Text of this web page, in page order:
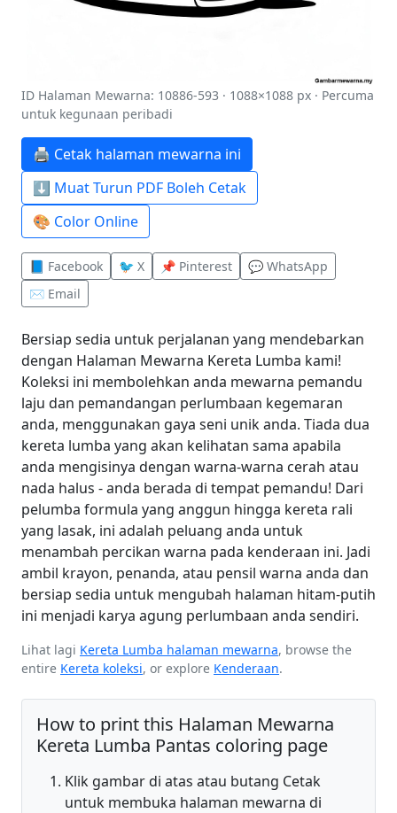
ID Halaman Mewarna: 10886-593 · 1088×1088 px · Percuma
untuk kegunaan peribadi
🖨️ Cetak halaman mewarna ini
⬇️ Muat Turun PDF Boleh Cetak
🎨 Color Online
📘 Facebook 🐦 X 📌 Pinterest
💬 WhatsApp
✉️ Email
Bersiap sedia untuk perjalanan yang mendebarkan
dengan Halaman Mewarna Kereta Lumba kami!
Koleksi ini membolehkan anda mewarna pemandu
laju dan pemandangan perlumbaan kegemaran
anda, menggunakan gaya seni unik anda. Tiada dua
kereta lumba yang akan kelihatan sama apabila
anda mengisinya dengan warna-warna cerah atau
nada halus - anda berada di tempat pemandu! Dari
pelumba formula yang anggun hingga kereta rali
yang lasak, ini adalah peluang anda untuk
menambah percikan warna pada kenderaan ini. Jadi
ambil krayon, penanda, atau pensil warna anda dan
bersiap sedia untuk mengubah halaman hitam-putih
ini menjadi karya agung perlumbaan anda sendiri.
Lihat lagi Kereta Lumba halaman mewarna, browse the
entire Kereta koleksi, or explore Kenderaan.
How to print this Halaman Mewarna
Kereta Lumba Pantas coloring page
Klik gambar di atas atau butang Cetak
untuk membuka halaman mewarna di